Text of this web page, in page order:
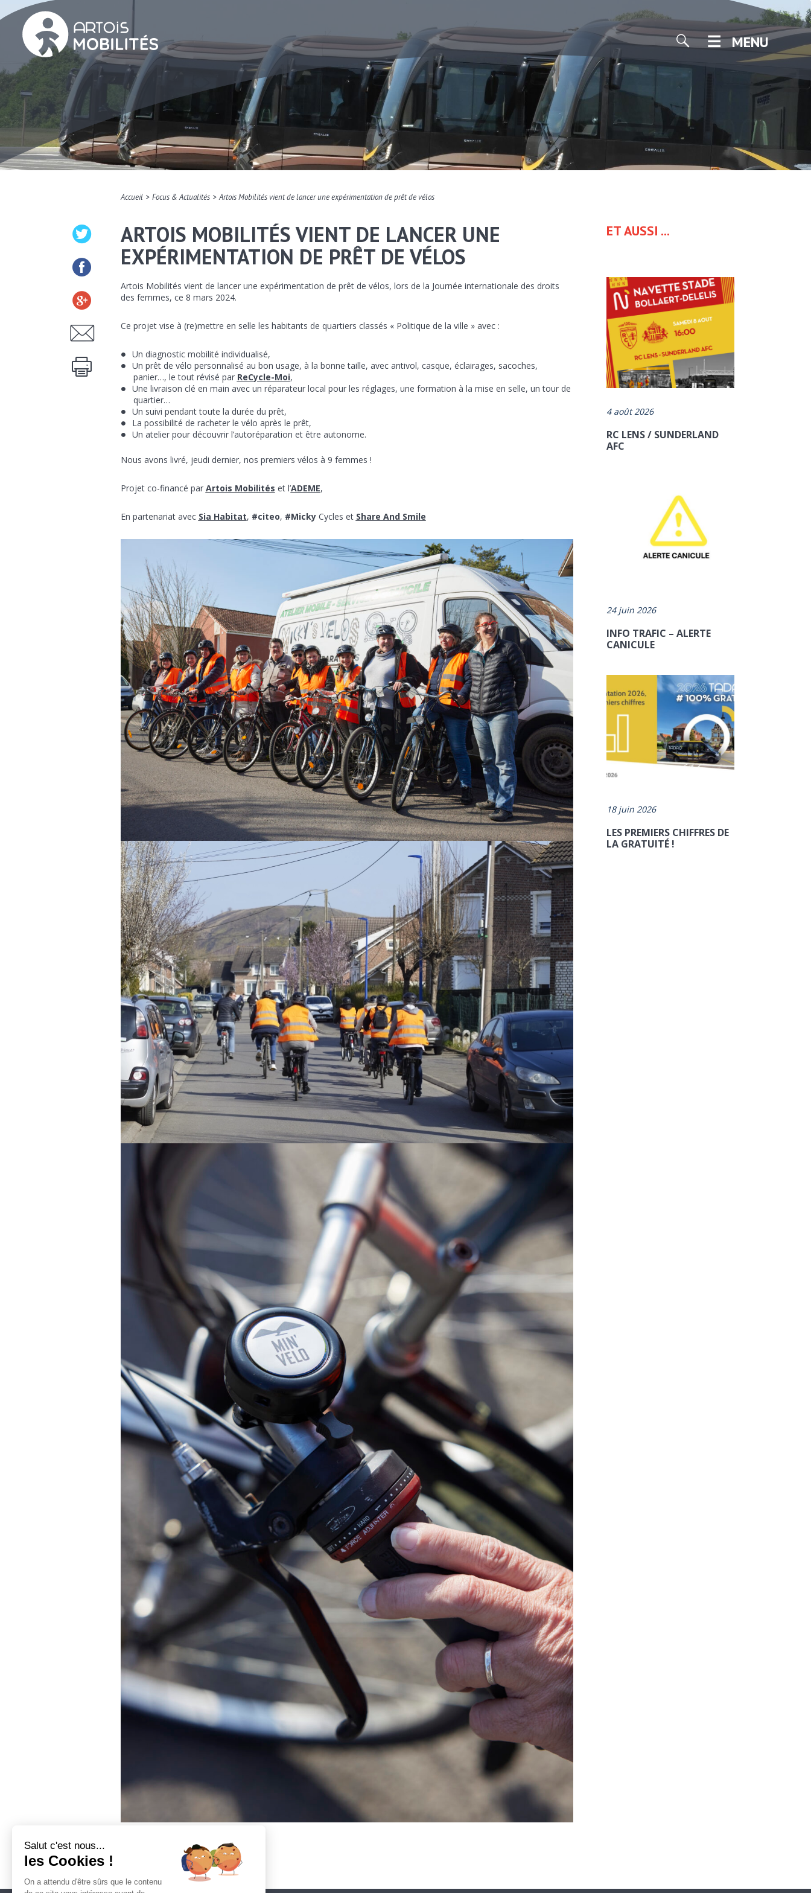
MENU
Accueil > Focus & Actualités >Artois Mobilités vient de lancer une expérimentation de prêt de vélos
ARTOIS MOBILITÉS VIENT DE LANCER UNE
EXPÉRIMENTATION DE PRÊT DE VÉLOS
Artois Mobilités vient de lancer une expérimentation de prêt de vélos, lors de la Journée internationale des droits
des femmes, ce 8 mars 2024.
Ce projet vise à (re)mettre en selle les habitants de quartiers classés « Politique de la ville » avec :
Un diagnostic mobilité individualisé,
Un prêt de vélo personnalisé au bon usage, à la bonne taille, avec antivol, casque, éclairages, sacoches,
panier…, le tout révisé par ReCycle-Moi,
Une livraison clé en main avec un réparateur local pour les réglages, une formation à la mise en selle, un tour de
quartier…
Un suivi pendant toute la durée du prêt,
La possibilité de racheter le vélo après le prêt,
Un atelier pour découvrir l’autoréparation et être autonome.
Nous avons livré, jeudi dernier, nos premiers vélos à 9 femmes !
Projet co-financé par Artois Mobilités et l’ADEME,
En partenariat avec Sia Habitat, #citeo, #MickyCycles et Share And Smile
ENVOYER CE CONTENU PAR EMAIL :
ET AUSSI ...
4 août 2026
RC LENS / SUNDERLAND
AFC
24 juin 2026
INFO TRAFIC – ALERTE
CANICULE
18 juin 2026
LES PREMIERS CHIFFRES DE
LA GRATUITÉ !
Salut c'est nous...
les Cookies !
On a attendu d'être sûrs que le contenu